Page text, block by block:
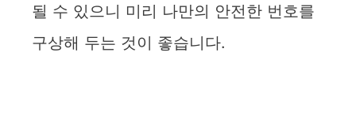
될 수 있으니 미리 나만의 안전한 번호를
구상해 두는 것이 좋습니다.